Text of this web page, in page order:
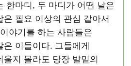
한마디, 두 마디가 어떤 날은
은 필요 이상의 관심 같아서
야기를 하는 사람들은
이들이다. 그들에게
지 몰라도 당장 발밑의